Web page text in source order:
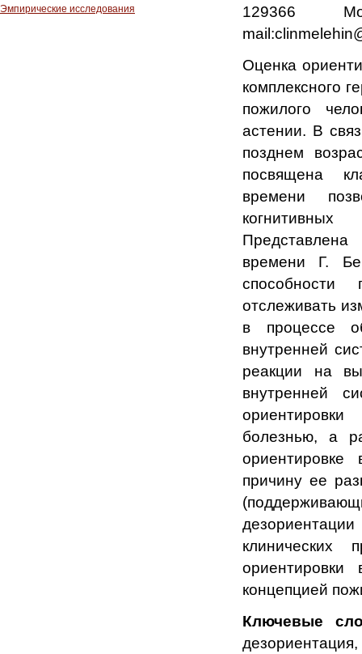
Эмпирические исследования
129366
Оценка
комплексного
пожилого
астении. В
позднем
посвящена
времени
времени Г.
способности
отслеживать
в процессе
внутренней
реакции на
внутренней
болезнью, а
причину ее
клинических
концепцией
Ключевые